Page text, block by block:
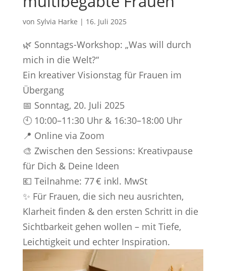
von Sylvia Harke | 16. Juli 2025
🌿 Sonntags-Workshop: „Was will durch
mich in die Welt?“
Ein kreativer Visionstag für Frauen im
Übergang
📅 Sonntag, 20. Juli 2025
🕙 10:00–11:30 Uhr & 16:30–18:00 Uhr
📍 Online via Zoom
🎨 Zwischen den Sessions: Kreativpause
für Dich & Deine Ideen
💶 Teilnahme: 77 € inkl. MwSt
✨ Für Frauen, die sich neu ausrichten,
Klarheit finden & den ersten Schritt in die
Sichtbarkeit gehen wollen – mit Tiefe,
Leichtigkeit und echter Inspiration.